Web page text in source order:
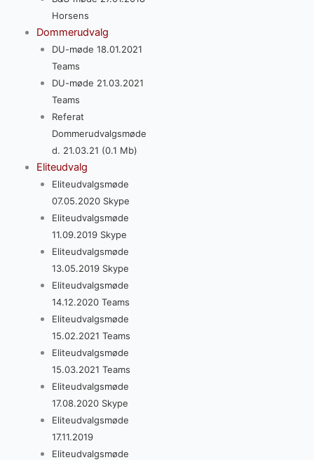
Horsens
Dommerudvalg
DU-møde 18.01.2021
Teams
DU-møde 21.03.2021
Teams
Referat
Dommerudvalgsmøde
d. 21.03.21 (0.1 Mb)
Eliteudvalg
Eliteudvalgsmøde
07.05.2020 Skype
Eliteudvalgsmøde
11.09.2019 Skype
Eliteudvalgsmøde
13.05.2019 Skype
Eliteudvalgsmøde
14.12.2020 Teams
Eliteudvalgsmøde
15.02.2021 Teams
Eliteudvalgsmøde
15.03.2021 Teams
Eliteudvalgsmøde
17.08.2020 Skype
Eliteudvalgsmøde
17.11.2019
Eliteudvalgsmøde